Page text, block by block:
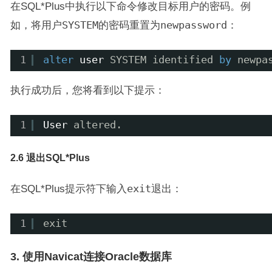
在SQL*Plus中执行以下命令修改目标用户的密码。例
如，将用户SYSTEM的密码重置为newpassword ：
1 alter user SYSTEM identified by
执行成功后，您将看到以下提示：
1 User altered.
2.6 退出SQL*Plus
在SQL*Plus提示符下输入 exit退出：
1 exit
3. 使用Navicat连接Oracle数据库